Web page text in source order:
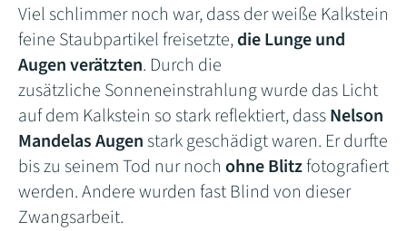
Viel schlimmer noch war, dass der weiße Kalkstein
feine Staubpartikel freisetzte,die Lunge und
Augen verätzten. Durch die
zusätzliche Sonneneinstrahlung wurde das Licht
auf dem Kalkstein so stark reflektiert, dassNelson
Mandelas Augenstark geschädigt waren. Er durfte
bis zu seinem Tod nur noch ohne Blitzfotografiert
werden. Andere wurden fast Blind von dieser
Zwangsarbeit.